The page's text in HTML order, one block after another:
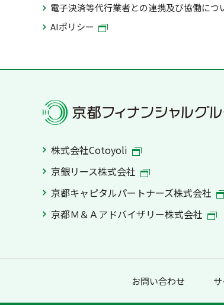
電子決済等代行業者との連携及び協働につ
AIポリシー
株式会社Cotoyoli
京銀リース株式会社
京都キャピタルパートナーズ株式会社
京都Ｍ＆Ａアドバイザリー株式会社
お問い合わせ